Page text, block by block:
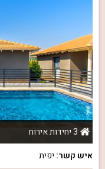
3 יחידות אירוח
איש קשר: יפית